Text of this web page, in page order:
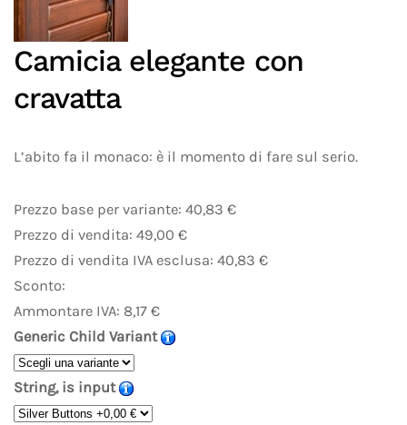
Camicia elegante con
cravatta
L’abito fa il monaco: è il momento di fare sul serio.
Prezzo base per variante: 40,83 €
Prezzo di vendita: 49,00 €
Prezzo di vendita IVA esclusa: 40,83 €
Sconto:
Ammontare IVA: 8,17 €
Generic Child Variant
String, is input